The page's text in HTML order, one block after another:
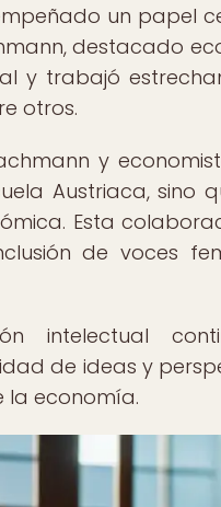
un papel
destacado
y trabajó
otros.
y
Austriaca, sino
Esta
de voces
intelectual
de ideas y
la economía.